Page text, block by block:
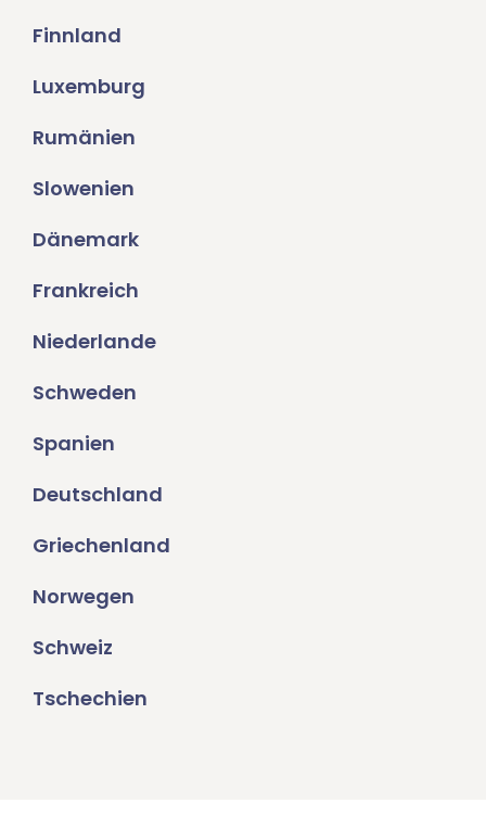
Finnland
Luxemburg
Rumänien
Slowenien
Dänemark
Frankreich
Niederlande
Schweden
Spanien
Deutschland
Griechenland
Norwegen
Schweiz
Tschechien